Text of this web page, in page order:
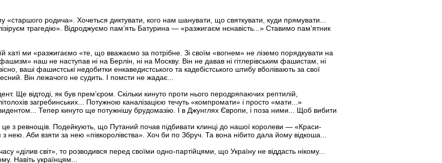
родича». Хочеться диктувати, кого нам шанувати, що святкувати, куди прямувати...
трагедію». Відроджуємо пам’ять Батурина — «разжигаєм нєнавість...» Ставимо пам’ятник
хаті ми «разжигаємо «те, що вважаємо за потрібне. Зі своїм «вогнем» не ліземо порядкувати на
наш не наступав ні на Берлін, ні на Москву. Він не давав ні гітлерівським фашистам, ні
ваші фашистські недобитки енкаведистського та кадебістського штибу вболівають за свої
Він лежачого не судить. І помсти не жадає...
Ще відтоді, як був прем’єром. Скільки кинуто проти нього перодряпаючих рептилій,
загребинських... Потужною каналізацією течуть «компромати» і просто «мати...»
Тепер кинуто ще потужнішу брудомазію. І в Джунглях Європи, і поза ними... Щоб вибити
з ревнощів. Подейкують, що Путаний почав підбивати клинці до нашої королеви — «Краси-
нею. Аби взяти за нею «півкоролівства». Хоч би по Збруч. Та вона нібито дала йому відкоша...
«ділив світ», то розводився перед своїми одно-партійцями, що Україну не віддасть нікому...
Навіть українцям...